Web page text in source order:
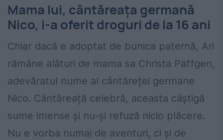
Mama lui, cântăreața germană
Nico, i-a oferit droguri de la 16 ani
Chiar dacă e adoptat de bunica paternă, Ari
rămâne alături de mama sa Christa Päffgen,
adevăratul nume al cântăreței germane
Nico. Cântăreață celebră, aceasta câștigă
sume imense și nu-și refuză nicio plăcere.
Nu e vorba numai de aventuri, ci și de